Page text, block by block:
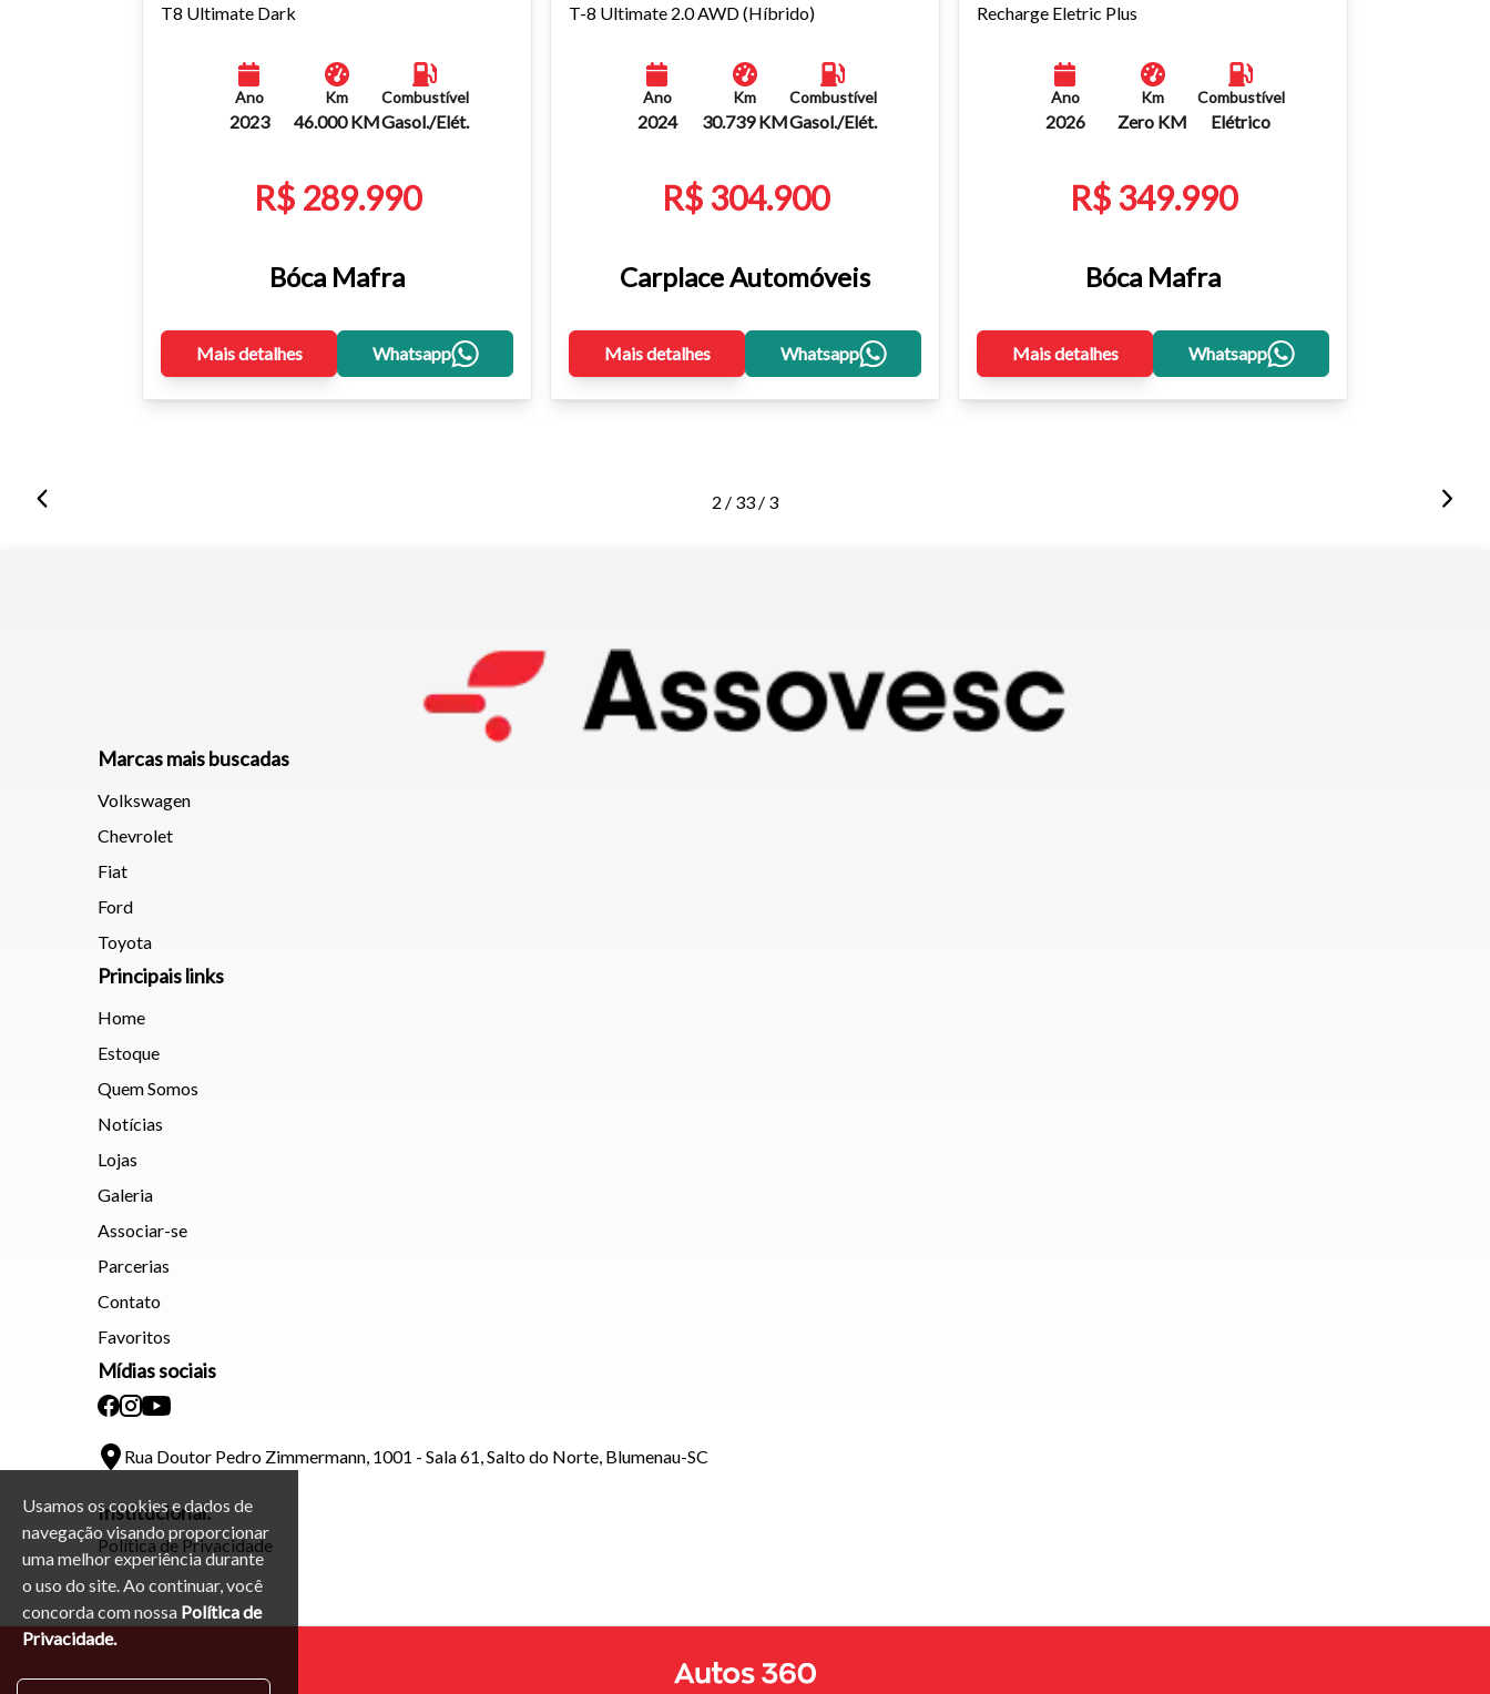
Usamos os cookies e dados de
navegação visando proporcionar
uma melhor experiência durante
o uso do site. Ao continuar, você
concorda com nossa Política de
Privacidade.
T8 Ultimate Dark
Ano
2023
Km
46.000 KM
Combustível
Gasol./Elét.
R$ 289.990
Bóca Mafra
Mais detalhes Whatsapp
T-8 Ultimate 2.0 AWD (Híbrido)
Ano
2024
Km
30.739 KM
Combustível
Gasol./Elét.
R$ 304.900
Carplace Automóveis
Mais detalhes Whatsapp
Recharge Eletric Plus
Ano
2026
Km
Zero KM
Combustível
Elétrico
R$ 349.990
Bóca Mafra
Mais detalhes Whatsapp
2 / 33 / 3
Marcas mais buscadas
Volkswagen
Chevrolet
Fiat
Ford
Toyota
Principais links
Home
Estoque
Quem Somos
Notícias
Lojas
Galeria
Associar-se
Parcerias
Contato
Favoritos
Mídias sociais
Rua Doutor Pedro Zimmermann, 1001 - Sala 61, Salto do Norte, Blumenau-SC
Institucional:
Política de Privacidade